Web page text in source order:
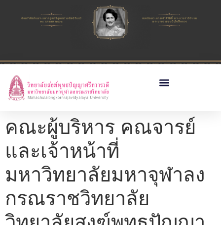
คณะผู้บริหาร คณจารย์
และเจ้าหน้าที่
มหาวิทยาลัยมหาจุฬาลง
กรณราชวิทยาลัย